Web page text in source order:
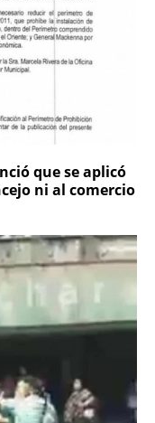
que se aplicó
ni al comercio